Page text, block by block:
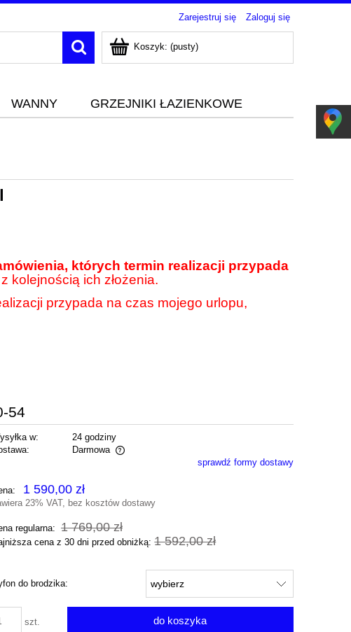
Zarejestruj się Zaloguj się
Koszyk: (pusty)
WANNY GRZEJNIKI ŁAZIENKOWE
których termin realizacji przypada
kolejnością ich złożenia.
przypada na czas mojego urlopu,
54
w:
24 godziny
Darmowa
ewentualnych kosztów
sprawdź formy dostawy
1 590,00 zł
23% VAT, bez kosztów dostawy
regularna: 1 769,00 zł
cena z 30 dni przed obniżką:1 592,00 zł
do brodzika:
szt. do koszyka